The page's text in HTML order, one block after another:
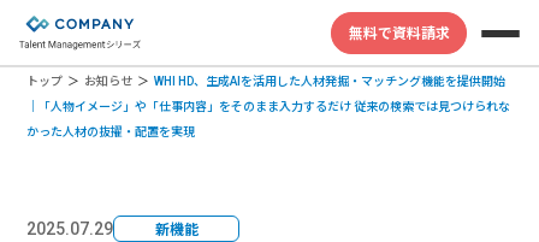
無料で資料請求
トップ お知らせ
WHI HD、生成AIを活用した人材発掘・マッチング機能を提供開始
｜「人物イメージ」や「仕事内容」をそのまま入力するだけ 従来の検索では見つけられな
かった人材の抜擢・配置を実現
2025.07.29
新機能